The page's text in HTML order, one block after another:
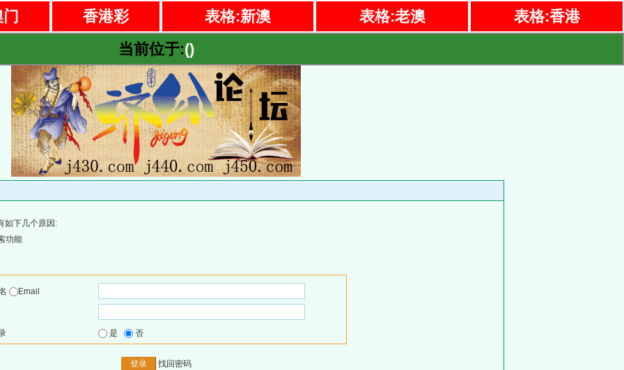
香港彩 表格:新澳 表格:老澳
表格:香港
当前位于:()
如下几个原因:
功能
Email
是 否
找回密码